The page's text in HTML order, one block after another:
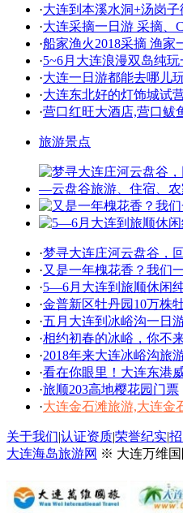
·大连到本溪水洞+汤岗子
·大连采摘一日游 采摘、
·船家渔火2018采摘 渔家
·5~6月大连浪漫双岛纯玩
·大连一日游都能去哪儿
·大连东北好的灯饰城试
·营口红旺大酒店,营口鲅
旅游景点
·梦寻大连庄河云盘谷，
·又是一年槐花香？我们
·5—6月大连到旅顺休闲
·金普新区牡丹园10万株
·五月大连到冰峪沟一日
·相约初春的冰峪，你不
·2018年来大连冰峪沟旅
·看在你眼里！大连东港
·旅顺203高地樱花园门票
·大连金石滩旅游,大连金
关于我们|认证资质|荣誉纪实|
大连海岛旅游网 ※ 大连万维国